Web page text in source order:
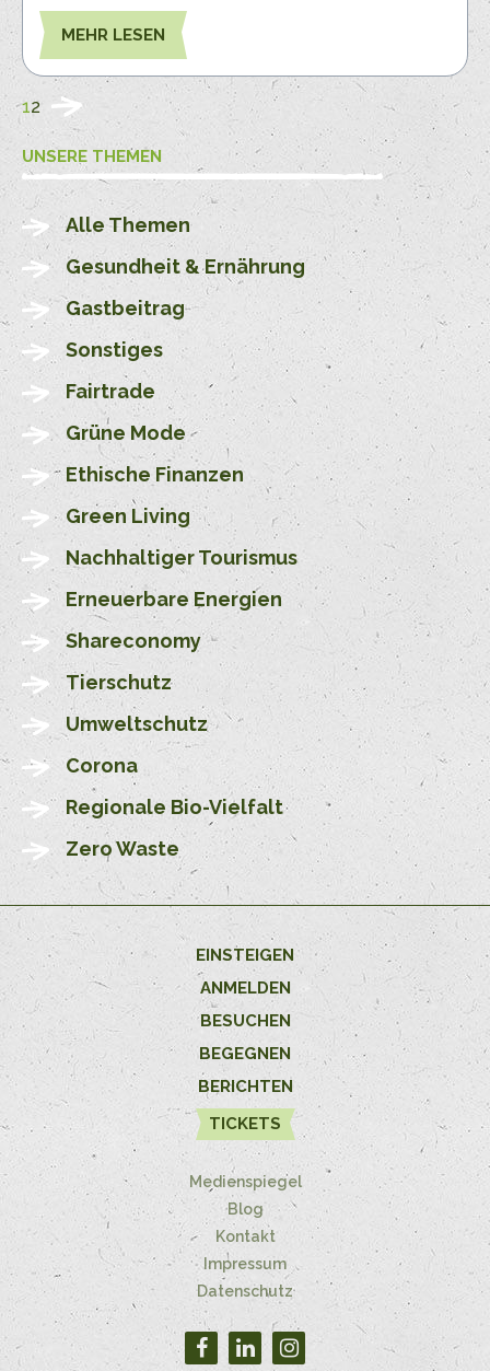
MEHR LESEN
12
UNSERE THEMEN
Alle Themen
Gesundheit & Ernährung
Gastbeitrag
Sonstiges
Fairtrade
Grüne Mode
Ethische Finanzen
Green Living
Nachhaltiger Tourismus
Erneuerbare Energien
Shareconomy
Tierschutz
Umweltschutz
Corona
Regionale Bio-Vielfalt
Zero Waste
EINSTEIGEN
ANMELDEN
BESUCHEN
BEGEGNEN
BERICHTEN
TICKETS
Medienspiegel
Blog
Kontakt
Impressum
Datenschutz